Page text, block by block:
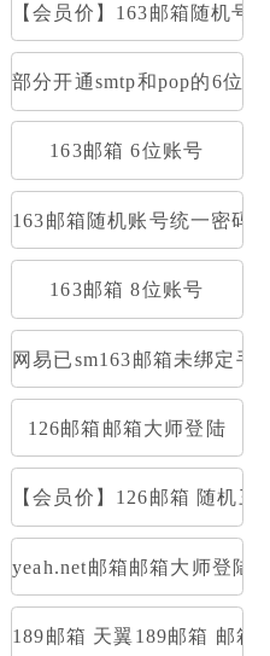
和pop
【会员价】163邮箱随机号
部分开通smtp和pop的6位
网易邮箱3无可收发
163邮箱 6位账号
163邮箱随机账号统一密码
163邮箱 8位账号
网易已sm163邮箱未绑定手
和pop
126邮箱邮箱大师登陆
【会员价】126邮箱 随机
yeah.net邮箱邮箱大师登陆
密码部分开通stmp和pop
189邮箱 天翼189邮箱 邮箱